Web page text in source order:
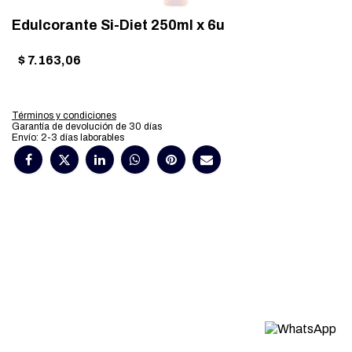
Edulcorante Si-Diet 250ml x 6u
$ 7.163,06
Términos y condiciones
Garantía de devolución de 30 días
Envío: 2-3 días laborables